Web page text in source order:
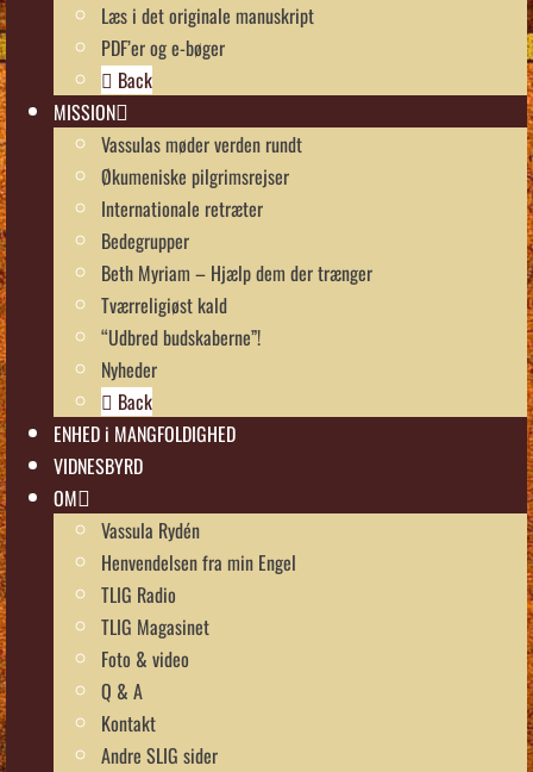
Læs i det originale manuskript
PDF’er og e-bøger
Back
MISSION
Vassulas møder verden rundt
Økumeniske pilgrimsrejser
Internationale retræter
Bedegrupper
Beth Myriam – Hjælp dem der trænger
Tværreligiøst kald
“Udbred budskaberne”!
Nyheder
Back
ENHED i MANGFOLDIGHED
VIDNESBYRD
OM
Vassula Rydén
Henvendelsen fra min Engel
TLIG Radio
TLIG Magasinet
Foto & video
Q & A
Kontakt
Andre SLIG sider